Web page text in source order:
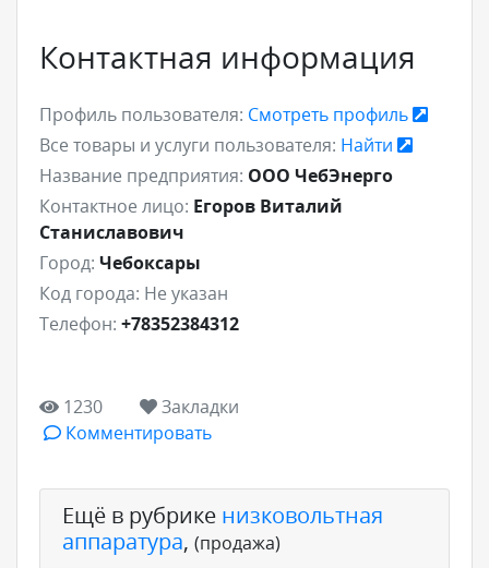
Контактная информация
Профиль пользователя: Смотреть профиль
Все товары и услуги пользователя: Найти
Название предприятия: ООО ЧебЭнерго
Контактное лицо: Егоров Виталий
Станиславович
Город: Чебоксары
Код города: Не указан
Телефон: +78352384312
1230
Закладки
Комментировать
Ещё в рубрике низковольтная
аппаратура, (продажа)